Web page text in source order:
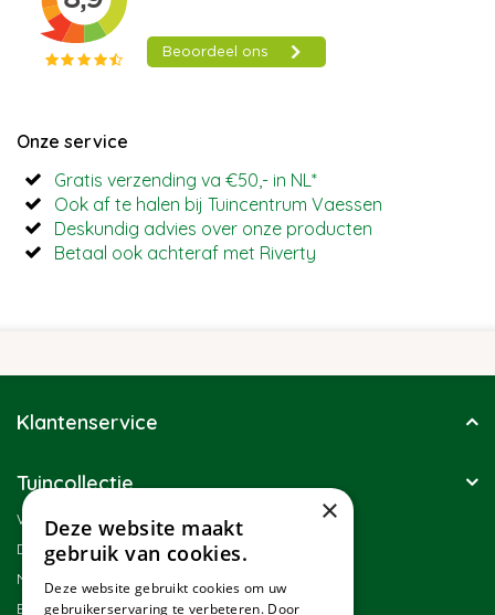
Onze service
Gratis verzending va €50,- in NL*
Ook af te halen bij Tuincentrum Vaessen
Deskundig advies over onze producten
Betaal ook achteraf met Riverty
Klantenservice
Tuincollectie
Winkel
Duurzaamheid
Nieuwsbrief
Blog
×
Deze website maakt
gebruik van cookies.
Deze website gebruikt cookies om uw
gebruikerservaring te verbeteren. Door